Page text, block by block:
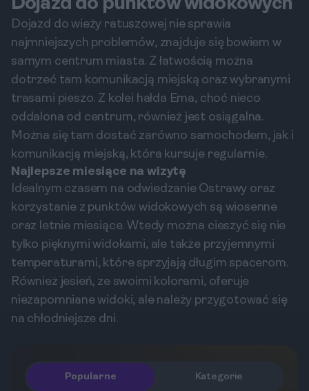
Dojazd do punktów widokowych
Dojazd do wieży ratuszowej nie sprawia
najmniejszych problemów, znajduje się bowiem w
samym centrum miasta. Z łatwością można
dotrzeć tam komunikacją miejską oraz wybranymi
trasami pieszo. Z kolei hałda Ema, choć nieco
oddalona od centrum, również jest osiągalna.
Można się tam dostać zarówno samochodem, jak i
komunikacją miejską, która kursuje regularnie.
Najlepsze miesiące na wizytę
Idealnym czasem na odwiedzanie Ostrawy oraz
korzystanie z punktów widokowych są wiosenne
oraz letnie miesiące. Wtedy można cieszyć się nie
tylko pięknymi widokami, ale także przyjemnymi
temperaturami, które sprzyjają długim spacerom.
Również jesień, ze swoimi kolorami, oferuje
niezapomniane widoki, ale należy przygotować się
na chłodniejsze dni.
Popularne Kategorie